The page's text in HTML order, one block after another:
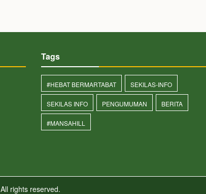
Tags
#HEBAT BERMARTABAT SEKILAS-INFO
SEKILAS INFO PENGUMUMAN BERITA
#MANSAHILL
All rights reserved.